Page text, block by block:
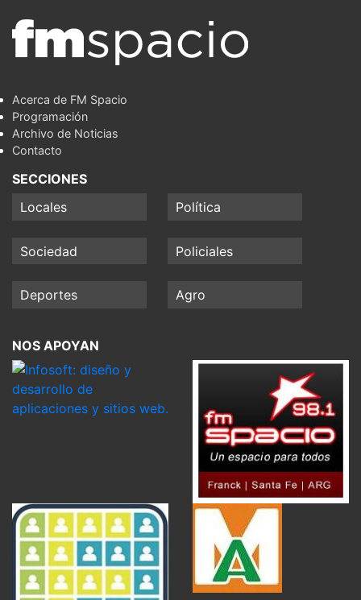
Acerca de FM Spacio
Programación
Archivo de Noticias
Contacto
SECCIONES
Locales
Política
Sociedad Policiales
Deportes Agro
NOS APOYAN